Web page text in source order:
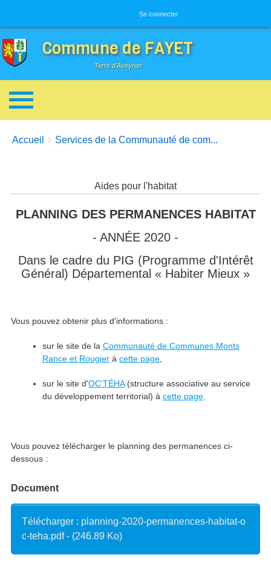
Se connecter
Commune de FAYET
Terre d'Aveyron
Breadcrumbs
You are here:
Accueil Services de la Communauté de com...
Aides pour l'habitat
PLANNING DES PERMANENCES HABITAT
- ANNÉE 2020 -
Dans le cadre du PIG (Programme d'Intérêt
Général) Départemental « Habiter Mieux »
Vous pouvez obtenir plus d'informations :
sur le site de la Communauté de Communes Monts
Rance et Rougier à cette page
sur le site d'OC’TÉHA(structure associative au service
du développement territorial) à cette page
Vous pouvez télécharger le planning des permanences ci-
dessous :
Document
Télécharger : planning-2020-permanences-habitat-o
c-teha.pdf - (246.89 Ko)